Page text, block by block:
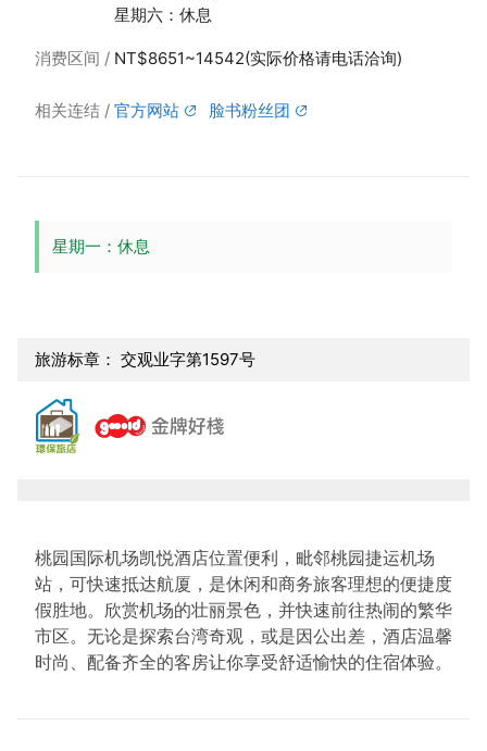
星期六：休息
消费区间 NT$8651~14542(实际价格请电话洽询)
相关连结 官方网站 脸书粉丝团
星期一：休息
旅游标章： 交观业字第1597号
桃园国际机场凯悦酒店位置便利，毗邻桃园捷运机场
站，可快速抵达航厦，是休闲和商务旅客理想的便捷度
假胜地。欣赏机场的壮丽景色，并快速前往热闹的繁华
市区。无论是探索台湾奇观，或是因公出差，酒店温馨
时尚、配备齐全的客房让你享受舒适愉快的住宿体验。